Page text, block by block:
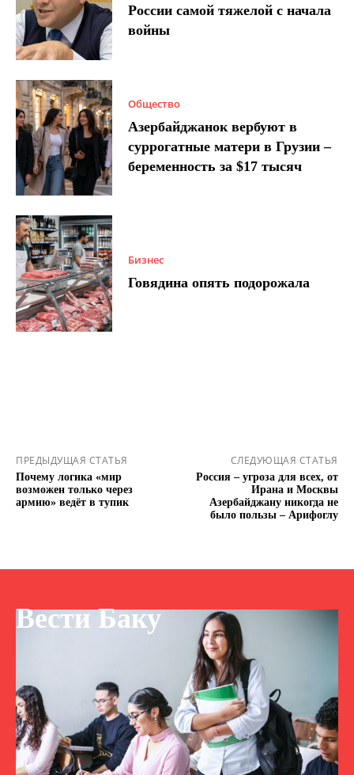
России самой тяжелой с начала
войны
Общество
Азербайджанок вербуют в
суррогатные матери в Грузии –
беременность за $17 тысяч
Бизнес
Говядина опять подорожала
ПРЕДЫДУЩАЯ СТАТЬЯ
Почему логика «мир
возможен только через
армию» ведёт в тупик
СЛЕДУЮЩАЯ СТАТЬЯ
Россия – угроза для всех, от
Ирана и Москвы
Азербайджану никогда не
было пользы – Арифоглу
Вести Баку